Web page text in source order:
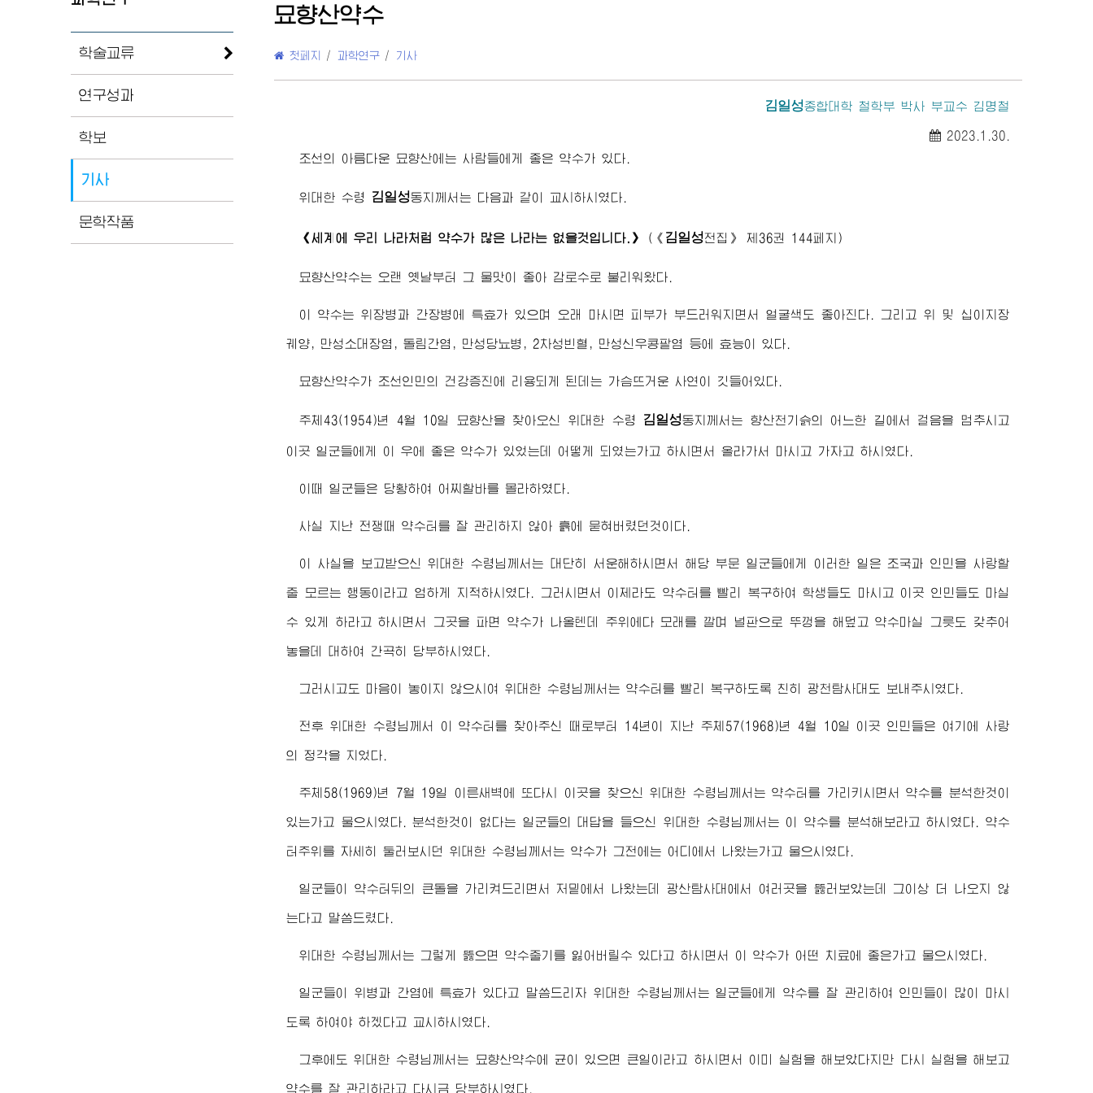
학술교류
연구성과
학보
기사
문학작품
묘향산약수
첫페지 / 과학연구 / 기사
김일성종합대학 철학부 박사 부교수 김명철
2023.1.30.
조선의 아름다운 묘향산에는 사람들에게 좋은 약수가 있다.
위대한 수령 김일성동지 께서는 다음과 같이 교시하시였다.
《세계에 우리 나라처럼 약수가 많은 나라는 없을것입니다.》 ( 《 김일성전집》 제36권 144페지)
묘향산약수는 오랜 옛날부터 그 물맛이 좋아 감로수로 불리워왔다.
이 약수는 위장병과 간장병에 특효가 있으며 오래 마시면 피부가 부드러워지면서 얼굴색도 좋아진다. 그리고 위 및 십이지장
궤양, 만성소대장염, 돌림간염, 만성당뇨병, 2차성빈혈, 만성신우콩팥염 등에 효능이 있다.
묘향산약수가 조선인민의 건강증진에 리용되게 된데는 가슴뜨거운 사연이 깃들어있다.
주체43(1954)년 4월 10일 묘향산을 찾아오신 위대한 수령 김일성동지 께서는 향산천기슭의 어느한 길에서 걸음을 멈추시고
이곳 일군들에게 이 우에 좋은 약수가 있었는데 어떻게 되였는가고 하시면서 올라가서 마시고 가자고 하시였다.
이때 일군들은 당황하여 어찌할바를 몰라하였다.
사실 지난 전쟁때 약수터를 잘 관리하지 않아 흙에 묻혀버렸던것이다.
이 사실을 보고받으신위대한 수령님께서는 대단히 서운해하시면서 해당 부문 일군들에게 이러한 일은 조국과 인민을 사랑할
줄 모르는 행동이라고 엄하게 지적하시였다. 그러시면서 이제라도 약수터를 빨리 복구하여 학생들도 마시고 이곳 인민들도 마실
수 있게 하라고 하시면서 그곳을 파면 약수가 나올텐데 주위에다 모래를 깔며 널판으로 뚜껑을 해덮고 약수마실 그릇도 갖추어
놓을데 대하여 간곡히 당부하시였다.
그러시고도 마음이 놓이지 않으시여 위대한 수령님께서 는 약수터를 빨리 복구하도록 친히 광천탐사대도 보내주시였다.
전후 위대한 수령님께서 이 약수터를 찾아주신 때로부터 14년이 지난 주체57(1968)년 4월 10일 이곳 인민들은 여기에 사랑
의 정각을 지었다.
주체58(1969)년 7월 19일 이른새벽에 또다시 이곳을 찾으신위대한 수령님께서 는 약수터를 가리키시면서 약수를 분석한것이
있는가고 물으시였다. 분석한것이 없다는 일군들의 대답을 들으신 위대한 수령님께서 는 이 약수를 분석해보라고 하시였다. 약수
터주위를 자세히 둘러보시던 위대한 수령님께서 는 약수가 그전에는 어디에서 나왔는가고 물으시였다.
일군들이 약수터뒤의 큰돌을 가리켜드리면서 저밑에서 나왔는데 광산탐사대에서 여러곳을 뚫러보았는데 그이상 더 나오지 않
는다고 말씀드렸다.
위대한 수령님께서 는 그렇게 뚫으면 약수줄기를 잃어버릴수 있다고 하시면서 이 약수가 어떤 치료에 좋은가고 물으시였다.
일군들이 위병과 간염에 특효가 있다고 말씀드리자 위대한 수령님께서 는 일군들에게 약수를 잘 관리하여 인민들이 많이 마시
도록 하여야 하겠다고 교시하시였다.
그후에도위대한 수령님께서는 묘향산약수에 균이 있으면 큰일이라고 하시면서 이미 실험을 해보았다지만 다시 실험을 해보고
약수를 잘 관리하라고 다시금 당부하시였다.